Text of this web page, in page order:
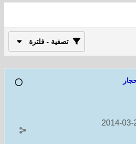
تصفية - فلترة